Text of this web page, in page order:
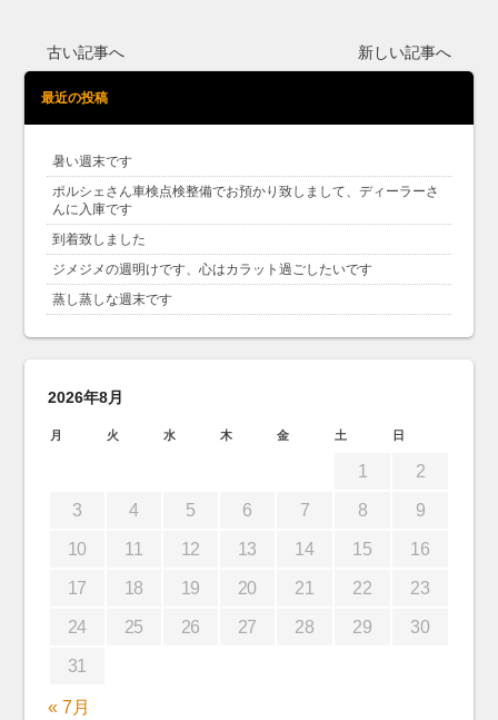
古い記事へ 新しい記事へ
最近の投稿
暑い週末です
ポルシェさん車検点検整備でお預かり致しまして、ディーラーさ
んに入庫です
到着致しました
ジメジメの週明けです、心はカラット過ごしたいです
蒸し蒸しな週末です
2026年8月
月 火 水 木 金 土 日
1 2
3 4 5 6 7 8 9
10 11 12 13 14 15 16
17 18 19 20 21 22 23
24 25 26 27 28 29 30
31
« 7月